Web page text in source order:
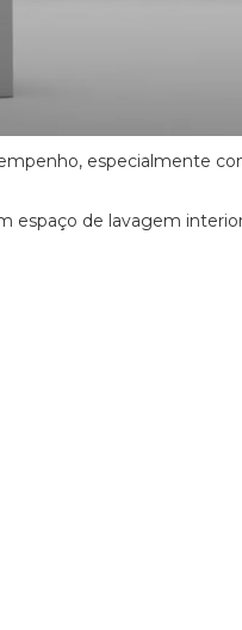
especialmente
espaço de lavagem